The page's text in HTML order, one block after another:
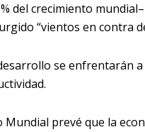
del crecimiento
“vientos en contra
se enfrentarán
Mundial prevé que la